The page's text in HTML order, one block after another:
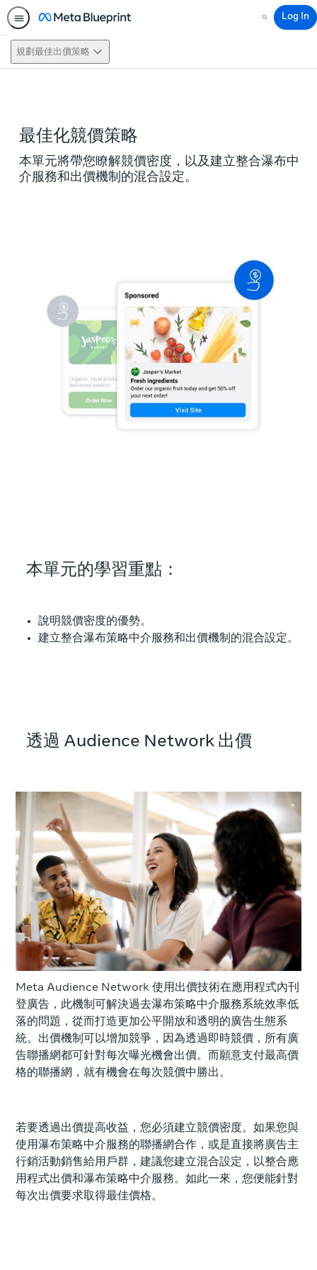
Search
Log In
規劃最佳出價策略
最佳化競價策略
本單元將帶您瞭解競價密度，以及建立整合瀑布中
介服務和出價機制的混合設定。
本單元的學習重點：
說明競價密度的優勢。
建立整合瀑布策略中介服務和出價機制的混合設定。
透過 Audience Network 出價
Meta Audience Network 使用出價技術在應用程式內刊
登廣告，此機制可解決過去瀑布策略中介服務系統效率低
落的問題，從而打造更加公平開放和透明的廣告生態系
統。出價機制可以增加競爭，因為透過即時競價，所有廣
告聯播網都可針對每次曝光機會出價。而願意支付最高價
格的聯播網，就有機會在每次競價中勝出。
若要透過出價提高收益，您必須建立競價密度。如果您與
使用瀑布策略中介服務的聯播網合作，或是直接將廣告主
行銷活動銷售給用戶群，建議您建立混合設定，以整合應
用程式出價和瀑布策略中介服務。如此一來，您便能針對
每次出價要求取得最佳價格。